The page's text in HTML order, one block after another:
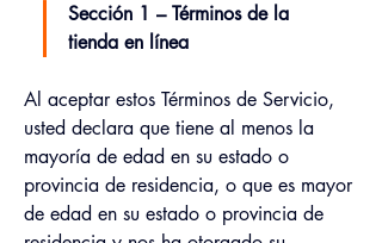
Sección 1 – Términos de la
tienda en línea
Al aceptar estos Términos de Servicio,
usted declara que tiene al menos la
mayoría de edad en su estado o
provincia de residencia, o que es mayor
de edad en su estado o provincia de